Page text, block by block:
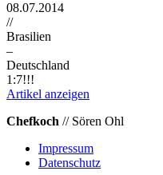
08.07.2014
//
Brasilien
–
Deutschland
1:7!!!
Artikel anzeigen
Chefkoch // Sören Ohl
Impressum
Datenschutz